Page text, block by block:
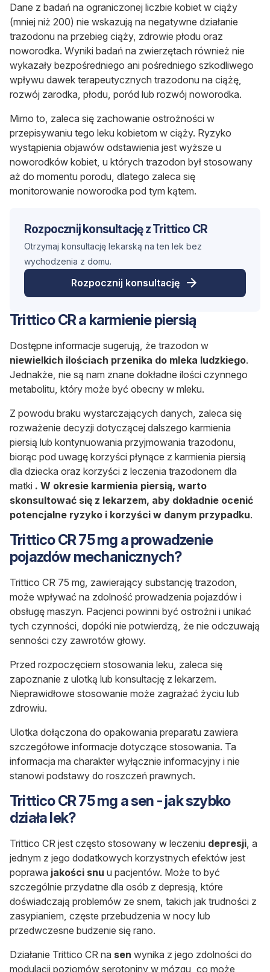
Dane z badań na ograniczonej liczbie kobiet w ciąży
(mniej niż 200) nie wskazują na negatywne działanie
trazodonu na przebieg ciąży, zdrowie płodu oraz
noworodka. Wyniki badań na zwierzętach również nie
wykazały bezpośredniego ani pośredniego szkodliwego
wpływu dawek terapeutycznych trazodonu na ciążę,
rozwój zarodka, płodu, poród lub rozwój noworodka.
Mimo to, zaleca się zachowanie ostrożności w
przepisywaniu tego leku kobietom w ciąży. Ryzyko
wystąpienia objawów odstawienia jest wyższe u
noworodków kobiet, u których trazodon był stosowany
aż do momentu porodu, dlatego zaleca się
monitorowanie noworodka pod tym kątem.
Rozpocznij konsultację z Trittico CR
Otrzymaj konsultację lekarską na ten lek bez
wychodzenia z domu.
Rozpocznij konsultację
Trittico CR a karmienie piersią
Dostępne informacje sugerują, że trazodon w
niewielkich ilościach przenika do mleka ludzkiego.
Jednakże, nie są nam znane dokładne ilości czynnego
metabolitu, który może być obecny w mleku.
Z powodu braku wystarczających danych, zaleca się
rozważenie decyzji dotyczącej dalszego karmienia
piersią lub kontynuowania przyjmowania trazodonu,
biorąc pod uwagę korzyści płynące z karmienia piersią
dla dziecka oraz korzyści z leczenia trazodonem dla
matki . W okresie karmienia piersią, warto
skonsultować się z lekarzem, aby dokładnie ocenić
potencjalne ryzyko i korzyści w danym przypadku.
Trittico CR 75 mg a prowadzenie
pojazdów mechanicznych?
Trittico CR 75 mg, zawierający substancję trazodon,
może wpływać na zdolność prowadzenia pojazdów i
obsługę maszyn. Pacjenci powinni być ostrożni i unikać
tych czynności, dopóki nie potwierdzą, że nie odczuwają
senności czy zawrotów głowy.
Przed rozpoczęciem stosowania leku, zaleca się
zapoznanie z ulotką lub konsultację z lekarzem.
Nieprawidłowe stosowanie może zagrażać życiu lub
zdrowiu.
Ulotka dołączona do opakowania preparatu zawiera
szczegółowe informacje dotyczące stosowania. Ta
informacja ma charakter wyłącznie informacyjny i nie
stanowi podstawy do roszczeń prawnych.
Trittico CR 75 mg a sen - jak szybko
działa lek?
Trittico CR jest często stosowany w leczeniu depresji , a
jednym z jego dodatkowych korzystnych efektów jest
poprawa jakości snu u pacjentów. Może to być
szczególnie przydatne dla osób z depresją, które
doświadczają problemów ze snem, takich jak trudności z
zasypianiem, częste przebudzenia w nocy lub
przedwczesne budzenie się rano.
Działanie Trittico CR na sen wynika z jego zdolności do
modulacji poziomów serotoniny w mózgu, co może